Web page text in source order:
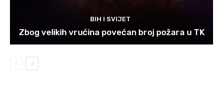
BIH I SVIJET
Zbog velikih vrućina povećan broj požara u TK